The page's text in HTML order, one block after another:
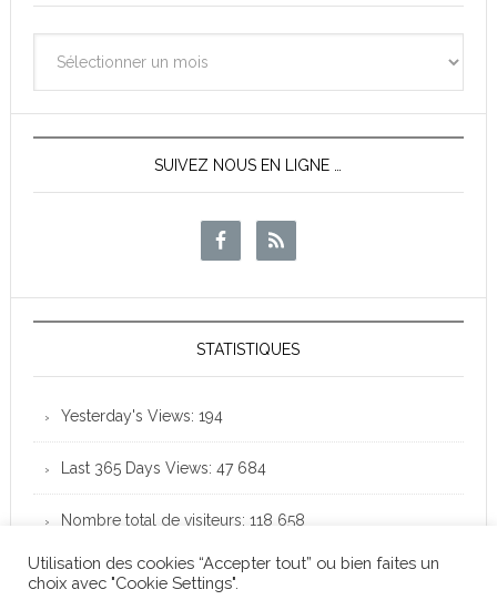
des
News
SUIVEZ NOUS EN LIGNE …
STATISTIQUES
Yesterday's Views: 194
Last 365 Days Views: 47 684
Nombre total de visiteurs: 118 658
Club Loisirs Léo Lagrange de Colomiers - Copyright
Utilisation des cookies “Accepter tout” ou bien faites un
choix avec "Cookie Settings".